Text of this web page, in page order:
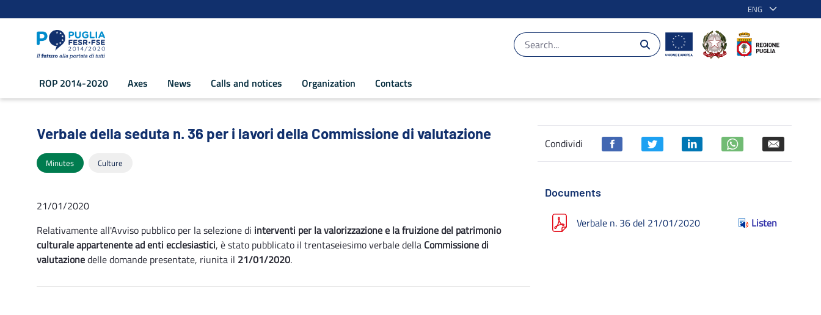
ENG
ROP 2014-2020 Axes News Calls and notices Organization Contacts
Verbale della seduta n. 36 per i lavori della Commissione di valutazione - POR Puglia 2014-2020
Verbale della seduta n. 36 per i lavori della Commissione di valutazione
Minutes Culture
21/01/2020
Relativamente all'Avviso pubblico per la selezione di interventi per la valorizzazione e la fruizione del patrimonio
culturale appartenente ad enti ecclesiastici, è stato pubblicato il trentaseiesimo verbale della Commissione di
valutazionedelle domande presentate, riunita il 21/01/2020.
Condividi
Documents
Verbale n. 36 del 21/01/2020 Listen